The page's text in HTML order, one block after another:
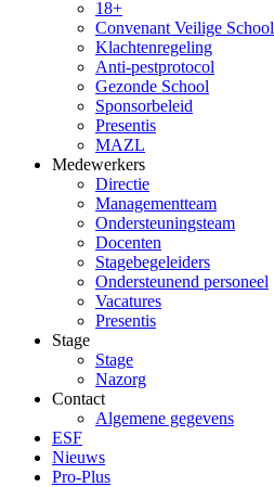
18+
Convenant Veilige School
Klachtenregeling
Anti-pestprotocol
Gezonde School
Sponsorbeleid
Presentis
MAZL
Medewerkers
Directie
Managementteam
Ondersteuningsteam
Docenten
Stagebegeleiders
Ondersteunend personeel
Vacatures
Presentis
Stage
Stage
Nazorg
Contact
Algemene gegevens
ESF
Nieuws
Pro-Plus